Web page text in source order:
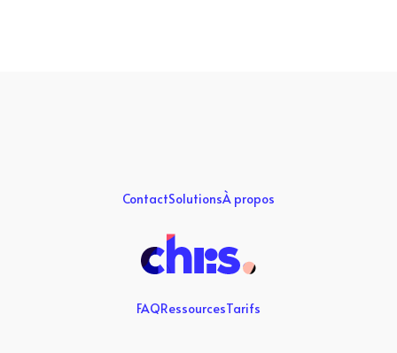
ContactSolutionsÀ propos
FAQRessourcesTarifs